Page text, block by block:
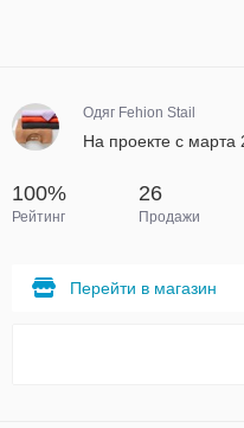
Одяг Fehion Stail
На проекте с марта
100%
Рейтинг
26
Продажи
Перейти в магазин